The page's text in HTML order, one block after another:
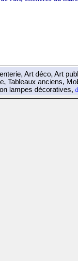
, Art déco, Art
, Tableaux anciens,
lampes décoratives,